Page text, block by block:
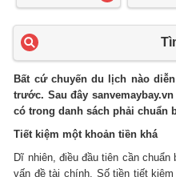
Bất cứ chuyến du lịch nào
trước. Sau đây
có trong danh sách phải chuẩn
Tiết kiệm một khoản tiền khá
Dĩ nhiên, điều đầu tiên cần
vấn đề tài chính. Số tiền tiết